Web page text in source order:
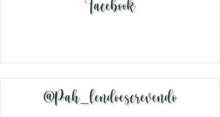
Facebook
@pah_lendoescrevendo